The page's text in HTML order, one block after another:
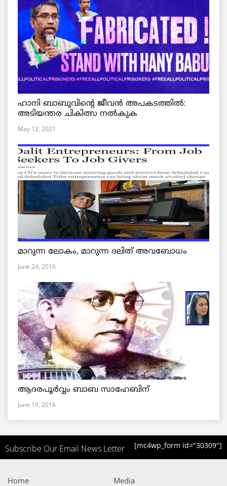
ഹാനി ബാബുവിന്റെ ജീവൻ അപകടത്തിൽ:
അടിയന്തര ചികിത്സ നൽകുക
May 12, 2021
മാറുന്ന ലോകം, മാറുന്ന ദലിത് അവബോധം
June 24, 2016
ആദരപൂര്‍വ്വം ബാബ സാഹേബിന്
June 19, 2016
Subscribe Our Email News Letter [mc4wp_form id="30309"]
Home
Media